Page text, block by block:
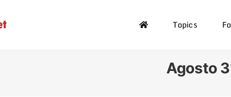
Topics
Agosto